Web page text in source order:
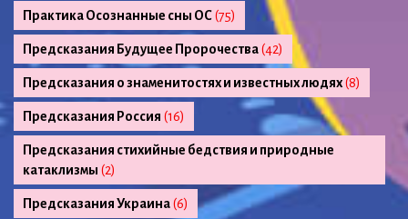
Практика Осознанные сны ОС(75)
Предсказания Будущее Пророчества(42)
Предсказания о знаменитостях и известных людях(8)
Предсказания Россия (16)
Предсказания стихийные бедствия и природные
катаклизмы (2)
Предсказания Украина(6)